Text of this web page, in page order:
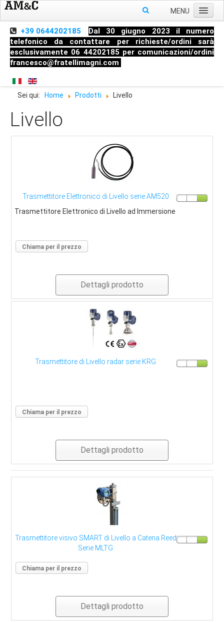
MENU
Home
Chi siamo
Prodotti
Pressione
Temperatura
Livello
Contatti
+39 0644202185
Dal 30 giugno 2023 il numero
telefonico da contattare per richieste/ordini sarà
esclusivamente 06 44202185 per comunicazioni/ordini
francesco@fratellimagni.com
Sei qui: Home Prodotti Livello
Livello
Trasmettitore Elettronico di Livello serie AM520
Trasmettitore Elettronico di Livello ad Immersione
Chiama per il prezzo
Dettagli prodotto
Trasmettitore di Livello radar serie KRG
Chiama per il prezzo
Dettagli prodotto
Trasmettitore visivo SMART di Livello a Catena Reed
Serie MLTG
Chiama per il prezzo
Dettagli prodotto